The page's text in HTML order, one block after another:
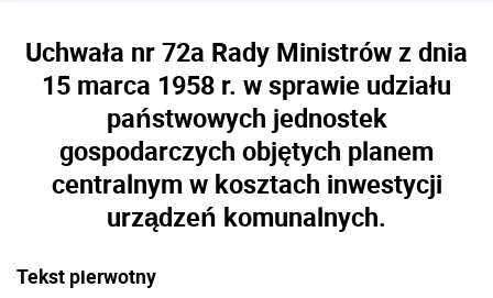
Uchwała nr 72a Rady Ministrów z dnia
15 marca 1958 r. w sprawie udziału
państwowych jednostek
gospodarczych objętych planem
centralnym w kosztach inwestycji
urządzeń komunalnych.
Tekst pierwotny